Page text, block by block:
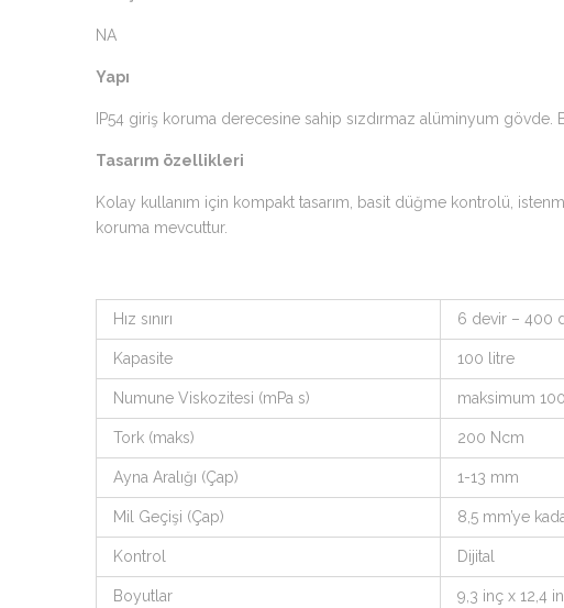
NA
Yapı
IP54 giriş koruma derecesine sahip sızdırmaz alüminyum gövde.
Tasarım özellikleri
Kolay kullanım için kompakt tasarım, basit düğme kontrolü,
koruma mevcuttur.
Hız sınırı 6 devir – 400
Kapasite 100 litre
Numune Viskozitesi (mPa s) maksimum
Tork (maks) 200 Ncm
Ayna Aralığı (Çap) 1-13 mm
Mil Geçişi (Çap) 8,5 mm’ye
Kontrol Dijital
Boyutlar 9,3 inç x 12,4